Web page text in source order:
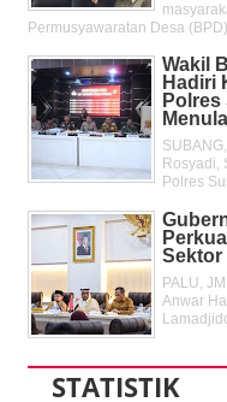
Permusyawaratan Desa
Wakil
Hadiri
Rosyadi,
Polres
Sektor
PALU,
Anwar
STATISTIK